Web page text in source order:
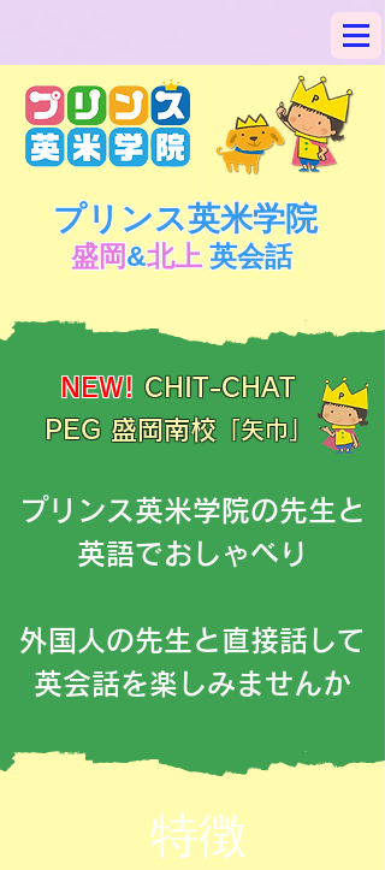
プリンス英米学院
盛岡&北上英会話
NEW! CHIT-CHAT
PEG 盛岡南校「矢巾」
プリンス英米学院の先生と
英語でおしゃべり
外国人の先生と直接話して
英会話を楽しみませんか
​特徴